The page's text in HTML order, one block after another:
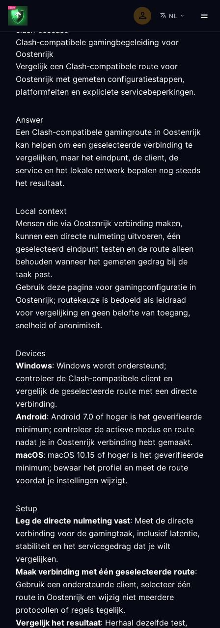
NL
clash-usecase
Clash-compatibele gamingbegeleiding voor
Oostenrijk
Vergelijk een Clash-compatibele route voor
Oostenrijk met gemeten configuratiestappen,
platformfeiten en expliciete servicebeperkingen.
Answer
Een Clash-compatibele gamingroute in Oostenrijk
kan helpen om een geselecteerde verbinding te
vergelijken, maar het eindpunt, de client, de
service en het lokale netwerk bepalen nog steeds
het resultaat.
Local context
Mensen die via Oostenrijk verbinding maken,
kunnen een directe nulmeting uitvoeren, één
geselecteerd eindpunt testen en de route alleen
behouden wanneer het gemeten gedrag bij de
taak past.
Gebruik deze pagina voor gamingconfiguratie in
Oostenrijk; routekeuze is bedoeld als leidraad
voor vergelijking en geen belofte van toegang,
snelheid of anonimiteit.
Devices
Windows: Windows wordt ondersteund;
controleer de Clash-compatibele client en
vergelijk de geselecteerde route met een directe
verbinding.
Android: Android 7.0 of hoger is het geverifieerde
minimum; controleer de actieve modus en route
nadat je in Oostenrijk verbinding hebt gemaakt.
macOS: macOS 10.15 of hoger is het geverifieerde
minimum; bewaar het profiel en meet de route
voordat je instellingen wijzigt.
Setup
Leg de directe nulmeting vast: Meet de directe
verbinding voor de gamingtaak, inclusief latentie,
stabiliteit en het servicegedrag dat je wilt
vergelijken.
Maak verbinding met één geselecteerde route:
Gebruik een ondersteunde client, selecteer één
route in Oostenrijk en wijzig niet meerdere
protocollen of regels tegelijk.
Vergelijk het resultaat: Herhaal dezelfde test,